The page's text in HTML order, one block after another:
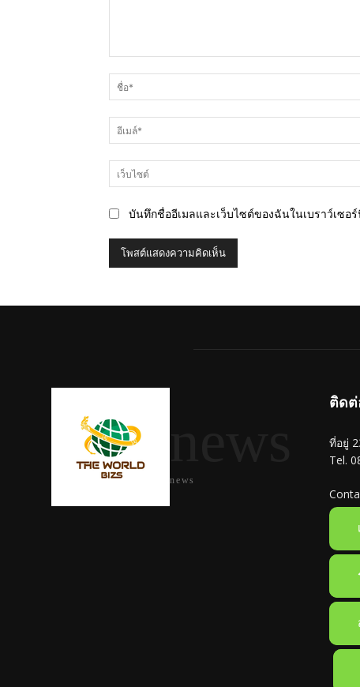
คิด
เห็น
บันทึกชื่ออีเมลและเว็บไซต์ของฉันในเบราว์เซ
news
ติดต่
ที่อยู่
Tel.